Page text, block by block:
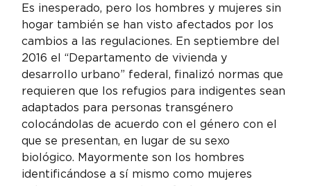
Es inesperado, pero los hombres y mujeres sin
hogar también se han visto afectados por los
cambios a las regulaciones. En septiembre del
2016 el “Departamento de vivienda y
desarrollo urbano” federal, finalizó normas que
requieren que los refugios para indigentes sean
adaptados para personas transgénero
colocándolas de acuerdo con el género con el
que se presentan, en lugar de su sexo
biológico. Mayormente son los hombres
identificándose a sí mismo como mujeres